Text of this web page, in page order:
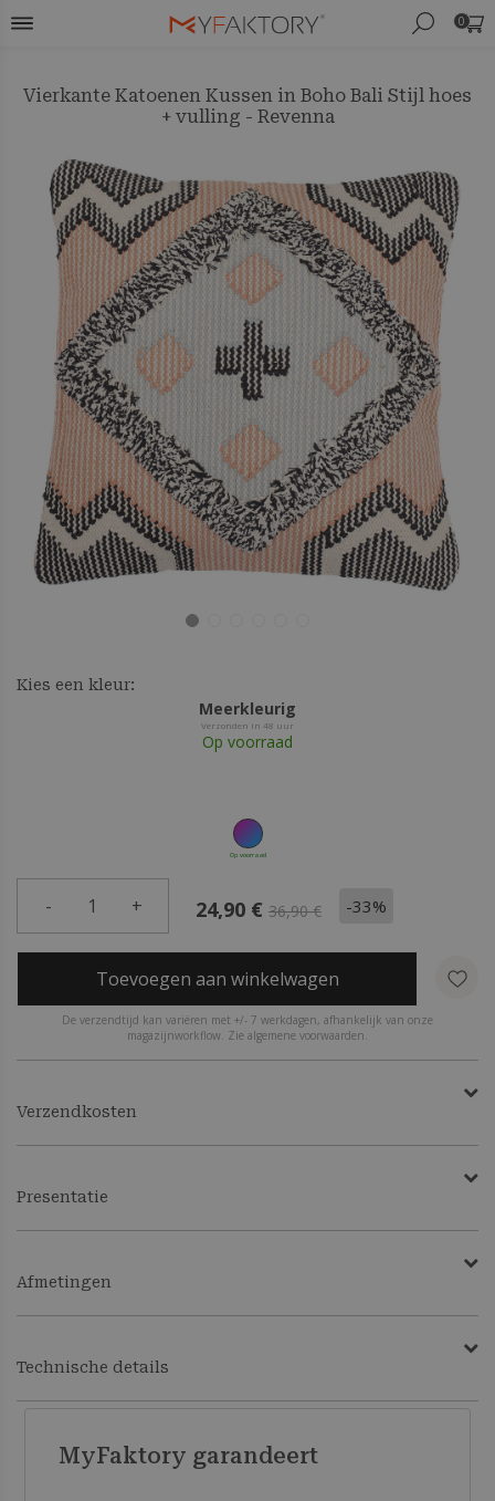
0
Vierkante Katoenen Kussen in Boho Bali Stijl hoes
+ vulling - Revenna
Kies een kleur:
Meerkleurig
Verzonden in 48 uur
Op voorraad
Op voorraad
- 1 + 24,90 € 36,90 € -33%
Toevoegen aan winkelwagen
De verzendtijd kan variëren met +/- 7 werkdagen, afhankelijk van onze
magazijnworkflow. Zie algemene voorwaarden.
Verzendkosten
Presentatie
Afmetingen
Technische details
MyFaktory garandeert